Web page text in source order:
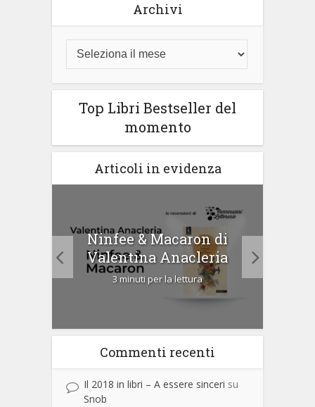
Archivi
Top Libri Bestseller del
momento
Articoli in evidenza
Ninfee & Macaron di
Valentina Anacleria
3 minuti per la lettura
Commenti recenti
Il 2018 in libri – A essere sinceri su
Snob